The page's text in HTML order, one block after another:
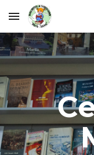
Skip to main content